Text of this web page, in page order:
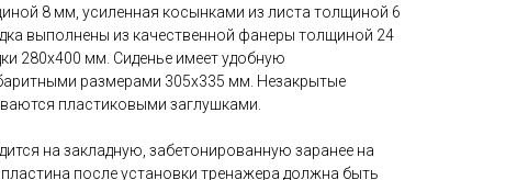
8 мм, усиленная косынками из листа толщиной 6
выполнены из качественной фанеры толщиной 24
280х400 мм. Сиденье имеет удобную
размерами 305х335 мм. Незакрытые
пластиковыми заглушками.
на закладную, забетонированную заранее на
после установки тренажера должна быть